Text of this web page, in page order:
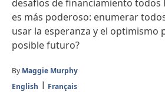
desafíos de financiamiento todos
es más poderoso: enumerar
usar la esperanza y el optimismo
posible futuro?
By Maggie Murphy
English
Français